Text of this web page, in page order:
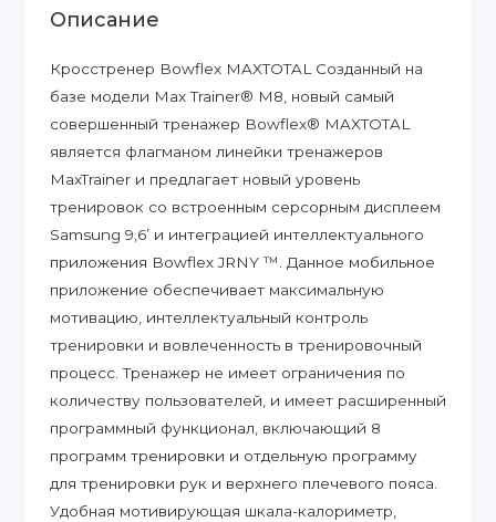
Описание
Кросстренер Bowflex MAXTOTAL Созданный на
базе модели Max Trainer® M8, новый самый
совершенный тренажер Bowflex® MAXTOTAL
является флагманом линейки тренажеров
MaxTrainer и предлагает новый уровень
тренировок со встроенным серсорным дисплеем
Samsung 9,6’ и интеграцией интеллектуального
приложения Bowflex JRNY ™. Данное мобильное
приложение обеспечивает максимальную
мотивацию, интеллектуальный контроль
тренировки и вовлеченность в тренировочный
процесс. Тренажер не имеет ограничения по
количеству пользователей, и имеет расширенный
программный функционал, включающий 8
программ тренировки и отдельную программу
для тренировки рук и верхнего плечевого пояса.
Удобная мотивирующая шкала-калориметр,